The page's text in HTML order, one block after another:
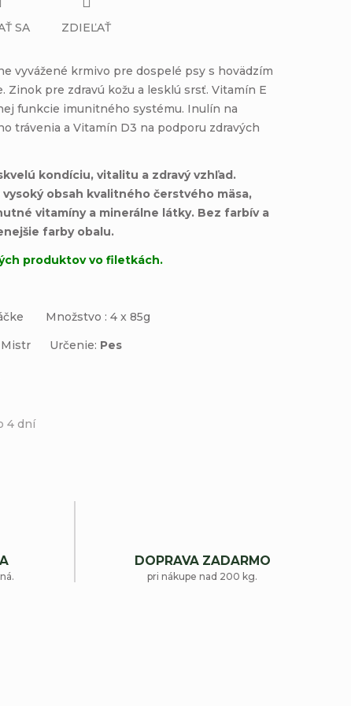
4 dní
vyvážené krmivo pre dospelé psy s hovädzím
Zinok pre zdravú kožu a lesklú srsť. Vitamín E
funkcie imunitného systému. Inulín na
trávenia a Vitamín D3 na podporu zdravých
kondíciu, vitalitu a zdravý vzhľad.
obsah kvalitného čerstvého mäsa,
vitamíny a minerálne látky. Bez farbív a
farby obalu.
produktov vo filetkách.
Množstvo : 4 x 85g
Mistr Určenie: Pes
SA ZDIEĽAŤ
DOPRAVA ZADARMO
pri nákupe nad 200 kg.